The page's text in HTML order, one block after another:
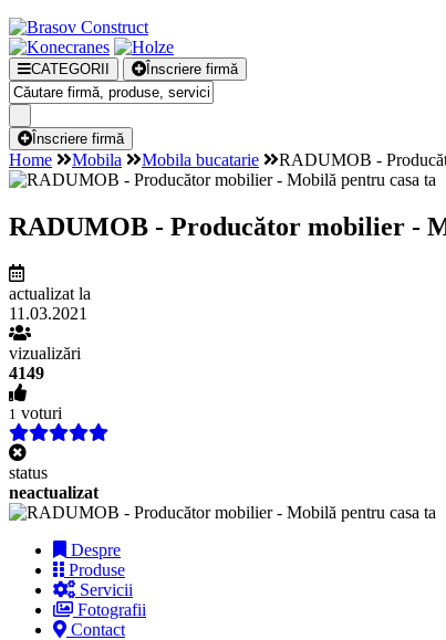
CATEGORII Înscriere firmă
Înscriere firmă
Home Mobila Mobila bucatarie RADUMOB -
RADUMOB - Producător mobilier -
actualizat la
11.03.2021
vizualizări
4149
1 voturi
status
neactualizat
Despre
Produse
Servicii
Fotografii
Contact